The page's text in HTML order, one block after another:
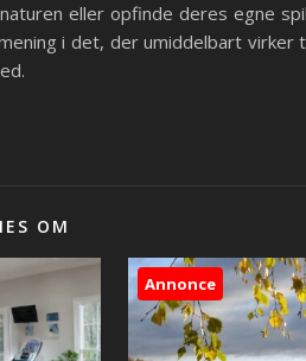
eller opfinde deres egne
i det, der umiddelbart
OM
Annonce